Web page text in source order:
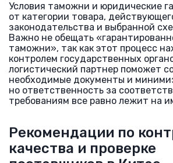
Условия таможни и юридические
от категории товара,
законодательства и выбранной
Важно не обещать
таможни», так как этот процесс
контролем государственных
логистический партнер поможет
необходимые документы и
но ответственность за
требованиям все равно лежит на
Рекомендации по
качества и проверке